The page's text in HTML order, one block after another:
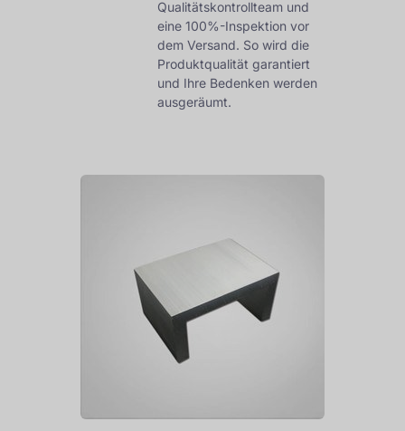
Qualitätskontrollteam und
eine 100%-Inspektion vor
dem Versand. So wird die
Produktqualität garantiert
und Ihre Bedenken werden
ausgeräumt.